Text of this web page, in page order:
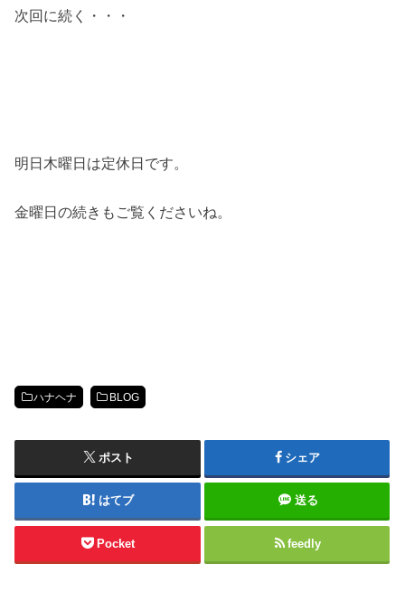
次回に続く・・・
明日木曜日は定休日です。
金曜日の続きもご覧くださいね。
ハナヘナ BLOG
ポスト シェア
はてブ 送る
Pocket feedly